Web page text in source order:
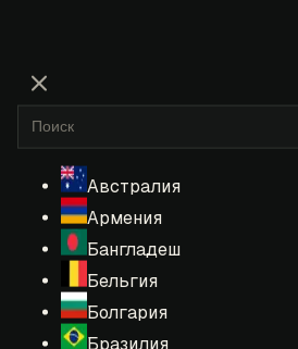
Австралия
Армения
Бангладеш
Бельгия
Болгария
Бразилия